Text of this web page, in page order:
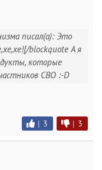
писал(а): Это
blockquote А я
которые
СВО :-D
| 3 | 3